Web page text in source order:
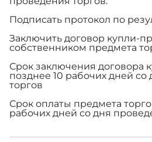
Подписать протокол по
Заключить договор купли-
собственником предмета
Срок заключения договора
позднее 10 рабочих дней
торгов
Срок оплаты предмета
рабочих дней со дня